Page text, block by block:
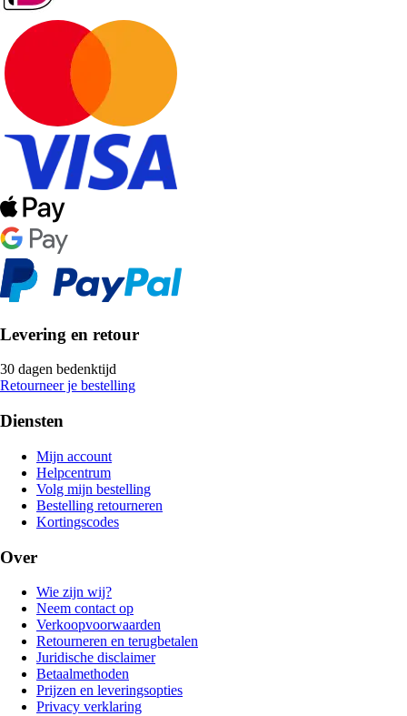
Levering en retour
30 dagen bedenktijd
Retourneer je bestelling
Diensten
Mijn account
Helpcentrum
Volg mijn bestelling
Bestelling retourneren
Kortingscodes
Over
Wie zijn wij?
Neem contact op
Verkoopvoorwaarden
Retourneren en terugbetalen
Juridische disclaimer
Betaalmethoden
Prijzen en leveringsopties
Privacy verklaring